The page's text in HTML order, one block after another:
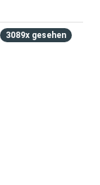
3089x gesehen